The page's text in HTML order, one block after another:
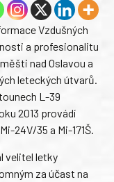
Vzdušných
a profesionalitu
nad Oslavou a
leteckých útvarů.
L-39
2013 provádí
24V/35 a Mi-171Š.
velitel letky
za účast na